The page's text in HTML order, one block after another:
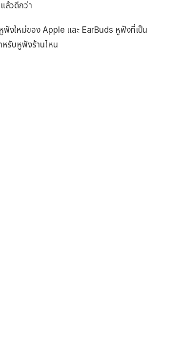
ล้วดีกว่า
ฟังใหม่ของ Apple และ EarBuds หูฟังที่เป็น
หรับหูฟังร้านไหน